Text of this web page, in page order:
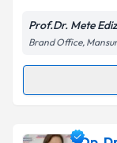
Kişisel
Metni'ni
Prof.Dr. Mete
Brand Office,
Randevu
Prof. Dr.